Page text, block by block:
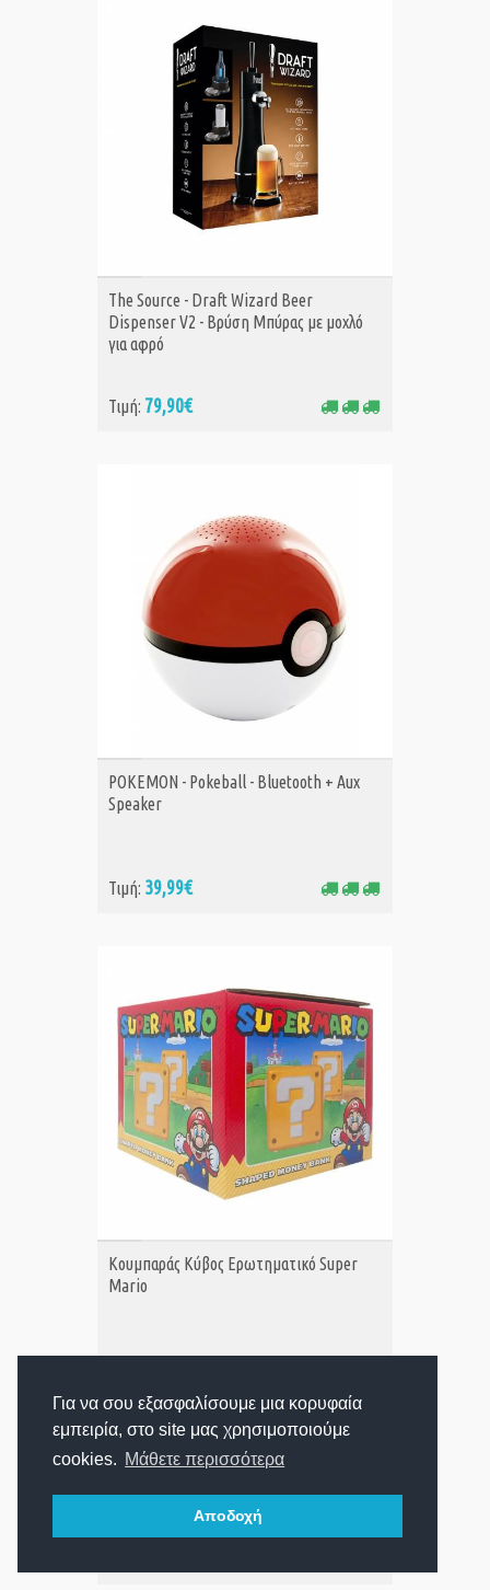
Για να σου εξασφαλίσουμε μια κορυφαία
εμπειρία, στο site μας χρησιμοποιούμε
cookies. Μάθετε περισσότερα
Αποδοχή
ΑΓΟΡΑ
The Source - Draft Wizard Beer
Dispenser V2 - Βρύση Μπύρας με μοχλό
για αφρό
Τιμή: 79,90€
ΑΓΟΡΑ
POKEMON - Pokeball - Bluetooth + Aux
Speaker
Τιμή: 39,99€
ΑΓΟΡΑ
Κουμπαράς Κύβος Ερωτηματικό Super
Mario
Προβολή:
2 3